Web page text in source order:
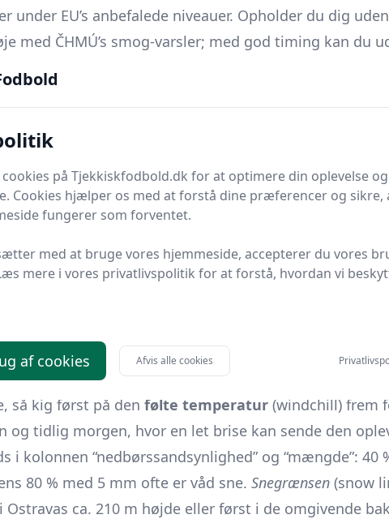
under EU’s anbefalede niveauer. Opholder du dig
med ČHMÚ’s smog-varsler; med god timing kan du
langs Ostravice-floden og gemme
prognose – dag for dag
af vejret i Ostrava dag for dag bør du
altid medČHMÚ- det tjekkiske meteorologiske
højopløselige modeller, der fanger Beskider-
med én eller to uafhængige kilder (f.eks.
og nedbørssignaler. Jo mere ens
+ lokale varslingskort
temperatur, “føles som” og vind
og langtidstendens
diagram og “weather in context”-statistik
så kig først på den følte temperatur (windchill) frem
tidlig morgen, hvor en let brise kan sende den
i kolonnen “nedbørssandsynlighed” og “mængde”: 40
80 % med 5 mm ofte er våd sne. Snegrænsen (snow
ca. 210 m højde eller først i de omgivende
på Tjekkiskfodbold.dk for at optimere din oplevelse og
Cookies hjælper os med at forstå dine præferencer og sikre,
fungerer som forventet.
med at bruge vores hjemmeside, accepterer du vores
mere i vores privatlivspolitik for at forstå, hvordan vi
af cookies Afvis alle cookies